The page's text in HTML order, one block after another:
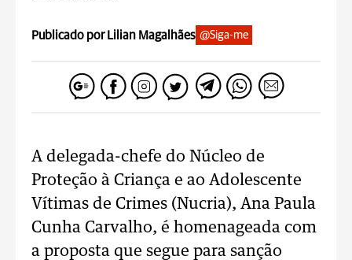
Publicado por Lilian Magalhães @Siga-me
A delegada-chefe do Núcleo de
Proteção à Criança e ao Adolescente
Vítimas de Crimes (Nucria), Ana Paula
Cunha Carvalho, é homenageada com
a proposta que segue para sanção